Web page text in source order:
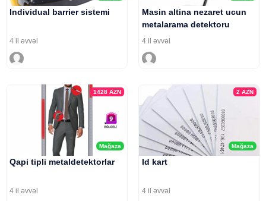
Individual barrier sistemi
4 il əvvəl
Masin altina nezaret ucun
metalarama detektoru
4 il əvvəl
Mağaza
1428AZN
Qapi tipli metaldetektorlar
4 il əvvəl
Mağaza
2 AZN
Id kart
4 il əvvəl